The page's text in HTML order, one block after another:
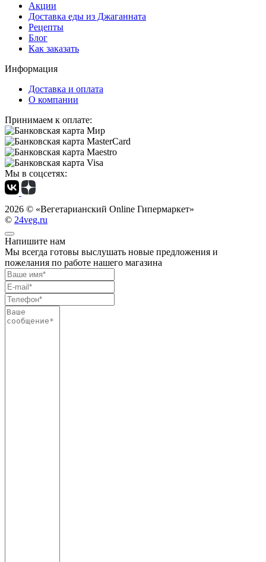
Акции
Доставка еды из Джаганната
Рецепты
Блог
Как заказать
Информация
Доставка и оплата
О компании
Принимаем к оплате:
Мы в соцсетях:
2026 © «Вегетарианский Online Гипермаркет»
© 24veg.ru
Напишите нам
Мы всегда готовы выслушать новые предложения и
пожелания по работе нашего магазина